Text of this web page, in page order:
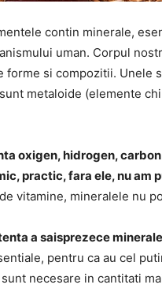
contin minerale,
uman. Corpul
si compozitii. Unele
metaloide (elemente
oxigen, hidrogen,
practic, fara ele, nu am
vitamine, mineralele nu
a saisprezece
pentru ca au cel
necesare in cantitati